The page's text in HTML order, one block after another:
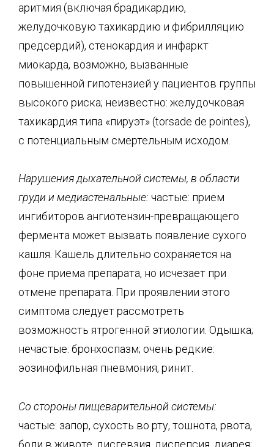
аритмия (включая брадикардию,
желудочковую тахикардию и фибрилляцию
предсердий), стенокардия и инфаркт
миокарда, возможно, вызванные
повышенной гипотензией у пациентов группы
высокого риска; неизвестно: желудочковая
тахикардия типа «пируэт» (torsade de pointes),
с потенциальным смертельным исходом.
Нарушения дыхательной системы, в области
груди и медиастенальные: частые: прием
ингибиторов ангиотензин-превращающего
фермента может вызвать появление сухого
кашля. Кашель длительно сохраняется на
фоне приема препарата, но исчезает при
отмене препарата. При проявлении этого
симптома следует рассмотреть
возможность ятрогенной этиологии. Одышка;
нечастые: бронхоспазм; очень редкие:
эозинофильная пневмония, ринит.
Со стороны пищеварительной системы:
частые: запор, сухость во рту, тошнота, рвота,
боли в животе, дисгевзия, диспепсия, диарея;